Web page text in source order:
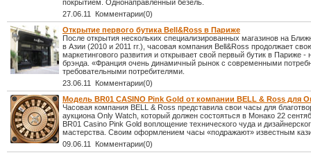
покрытием. Однонаправленный безель.
27.06.11 Комментарии(0)
Открытие первого бутика Bell&Ross в Париже
После открытия нескольких специализированных магазинов на
в Азии (2010 и 2011 гг.), часовая компания Bell&Ross продолжает
маркетингового развития и открывает свой первый бутик в Париже -
брэнда. «Франция очень динамичный рынок с современными
требовательными потребителями.
23.06.11 Комментарии(0)
Модель BR01 CASINO Pink Gold от компании BELL & Ross для
Часовая компания BELL & Ross представила свои часы для
аукциона Only Watch, который должен состояться в Монако 22
BR01 Casino Pink Gold воплощение технического чуда и
мастерства. Своим оформлением часы «подражают» известным
09.06.11 Комментарии(0)